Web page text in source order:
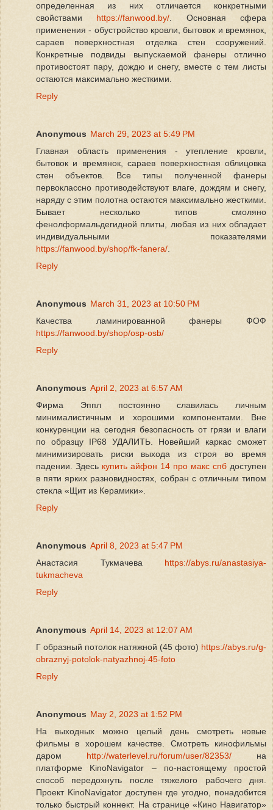
определенная из них отличается конкретными
свойствами https://fanwood.by/ . Основная сфера
применения - обустройство кровли, бытовок и времянок,
сараев поверхностная отделка стен сооружений.
Конкретные подвиды выпускаемой фанеры отлично
противостоят пару, дождю и снегу, вместе с тем листы
остаются максимально жесткими.
Reply
Anonymous March 29, 2023 at 5:49 PM
Главная область применения - утепление кровли,
бытовок и времянок, сараев поверхностная облицовка
стен объектов. Все типы полученной фанеры
первоклассно противодействуют влаге, дождям и снегу,
наряду с этим полотна остаются максимально жесткими.
Бывает несколько типов смоляно
фенолформальдегидной плиты, любая из них обладает
индивидуальными показателями
https://fanwood.by/shop/fk-fanera/
Reply
Anonymous March 31, 2023 at 10:50 PM
Качества ламинированной фанеры ФОФ
https://fanwood.by/shop/osp-osb/
Reply
Anonymous April 2, 2023 at 6:57 AM
Фирма Эппл постоянно славилась личным
минималистичным и хорошими компонентами. Вне
конкуренции на сегодня безопасность от грязи и влаги
по образцу IP68 УДАЛИТЬ. Новейший каркас сможет
минимизировать риски выхода из строя во время
падении. Здесь купить айфон 14 про макс спб доступен
в пяти ярких разновидностях, собран с отличным типом
стекла «Щит из Керамики».
Reply
Anonymous April 8, 2023 at 5:47 PM
Анастасия Тукмачева https://abys.ru/anastasiya-
tukmacheva
Reply
Anonymous April 14, 2023 at 12:07 AM
Г образный потолок натяжной (45 фото) https://abys.ru/g-
obraznyj-potolok-natyazhnoj-45-foto
Reply
Anonymous May 2, 2023 at 1:52 PM
На выходных можно целый день смотреть новые
фильмы в хорошем качестве. Смотреть кинофильмы
даром http://waterlevel.ru/forum/user/82353/ на
платформе KinoNavigator – по-настоящему простой
способ передохнуть после тяжелого рабочего дня.
Проект KinoNavigator доступен где угодно, понадобится
только быстрый коннект. На странице «Кино Навигатор»